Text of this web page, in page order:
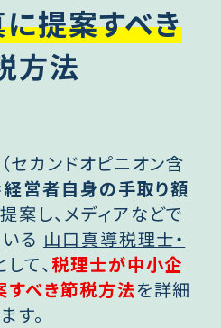
提案すべき
方法
セカンドオピニオン含
経営者自身の手取り額
案し、メディアなどで
る 山口真導税理士・
て、税理士が中小企
べき節税方法を詳細
す。